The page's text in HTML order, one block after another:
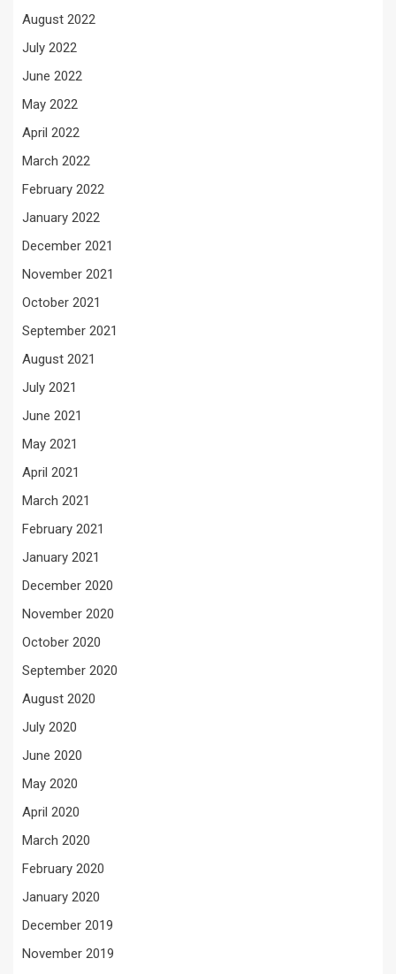
August 2022
July 2022
June 2022
May 2022
April 2022
March 2022
February 2022
January 2022
December 2021
November 2021
October 2021
September 2021
August 2021
July 2021
June 2021
May 2021
April 2021
March 2021
February 2021
January 2021
December 2020
November 2020
October 2020
September 2020
August 2020
July 2020
June 2020
May 2020
April 2020
March 2020
February 2020
January 2020
December 2019
November 2019